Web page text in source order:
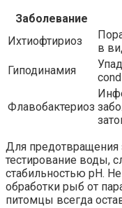
Заболевание
Ихтиофтириоз
в
Гиподинамия
Флавобактериоз
Для предотвращения
тестирование воды,
стабильностью pH.
обработки рыб от
питомцы всегда